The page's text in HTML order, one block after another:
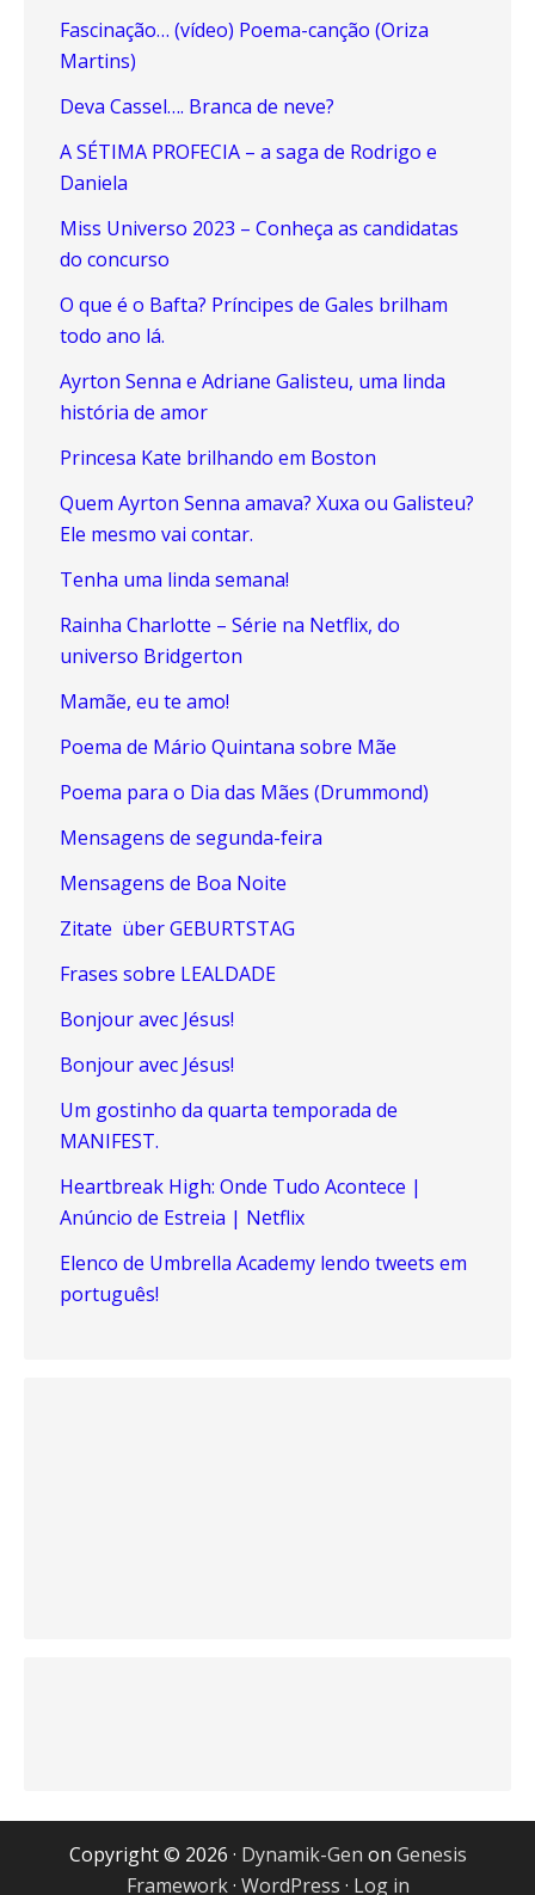
Fascinação… (vídeo) Poema-canção (Oriza
Martins)
Deva Cassel…. Branca de neve?
A SÉTIMA PROFECIA – a saga de Rodrigo e
Daniela
Miss Universo 2023 – Conheça as candidatas
do concurso
O que é o Bafta? Príncipes de Gales brilham
todo ano lá.
Ayrton Senna e Adriane Galisteu, uma linda
história de amor
Princesa Kate brilhando em Boston
Quem Ayrton Senna amava? Xuxa ou Galisteu?
Ele mesmo vai contar.
Tenha uma linda semana!
Rainha Charlotte – Série na Netflix, do
universo Bridgerton
Mamãe, eu te amo!
Poema de Mário Quintana sobre Mãe
Poema para o Dia das Mães (Drummond)
Mensagens de segunda-feira
Mensagens de Boa Noite
Zitate über GEBURTSTAG
Frases sobre LEALDADE
Bonjour avec Jésus!
Bonjour avec Jésus!
Um gostinho da quarta temporada de
MANIFEST.
Heartbreak High: Onde Tudo Acontece |
Anúncio de Estreia | Netflix
Elenco de Umbrella Academy lendo tweets em
português!
Copyright © 2026 · Dynamik-Gen on Genesis
Framework· WordPress · Log in